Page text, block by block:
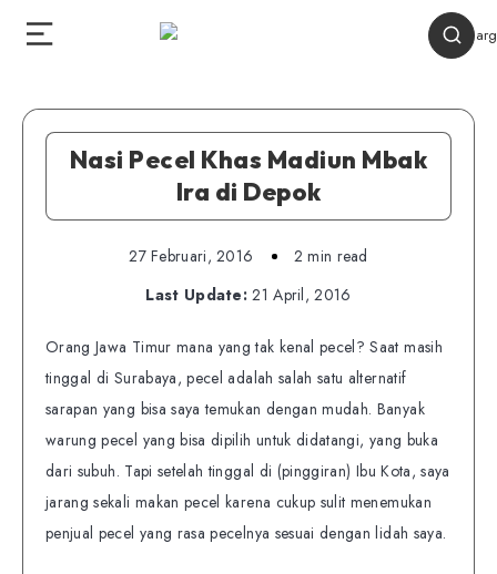
Nasi Pecel Khas Madiun Mbak
Ira di Depok
27 Februari, 2016
2 min read
Last Update: 21 April, 2016
Orang Jawa Timur mana yang tak kenal pecel? Saat masih
tinggal di Surabaya, pecel adalah salah satu alternatif
sarapan yang bisa saya temukan dengan mudah. Banyak
warung pecel yang bisa dipilih untuk didatangi, yang buka
dari subuh. Tapi setelah tinggal di (pinggiran) Ibu Kota, saya
jarang sekali makan pecel karena cukup sulit menemukan
penjual pecel yang rasa pecelnya sesuai dengan lidah saya.